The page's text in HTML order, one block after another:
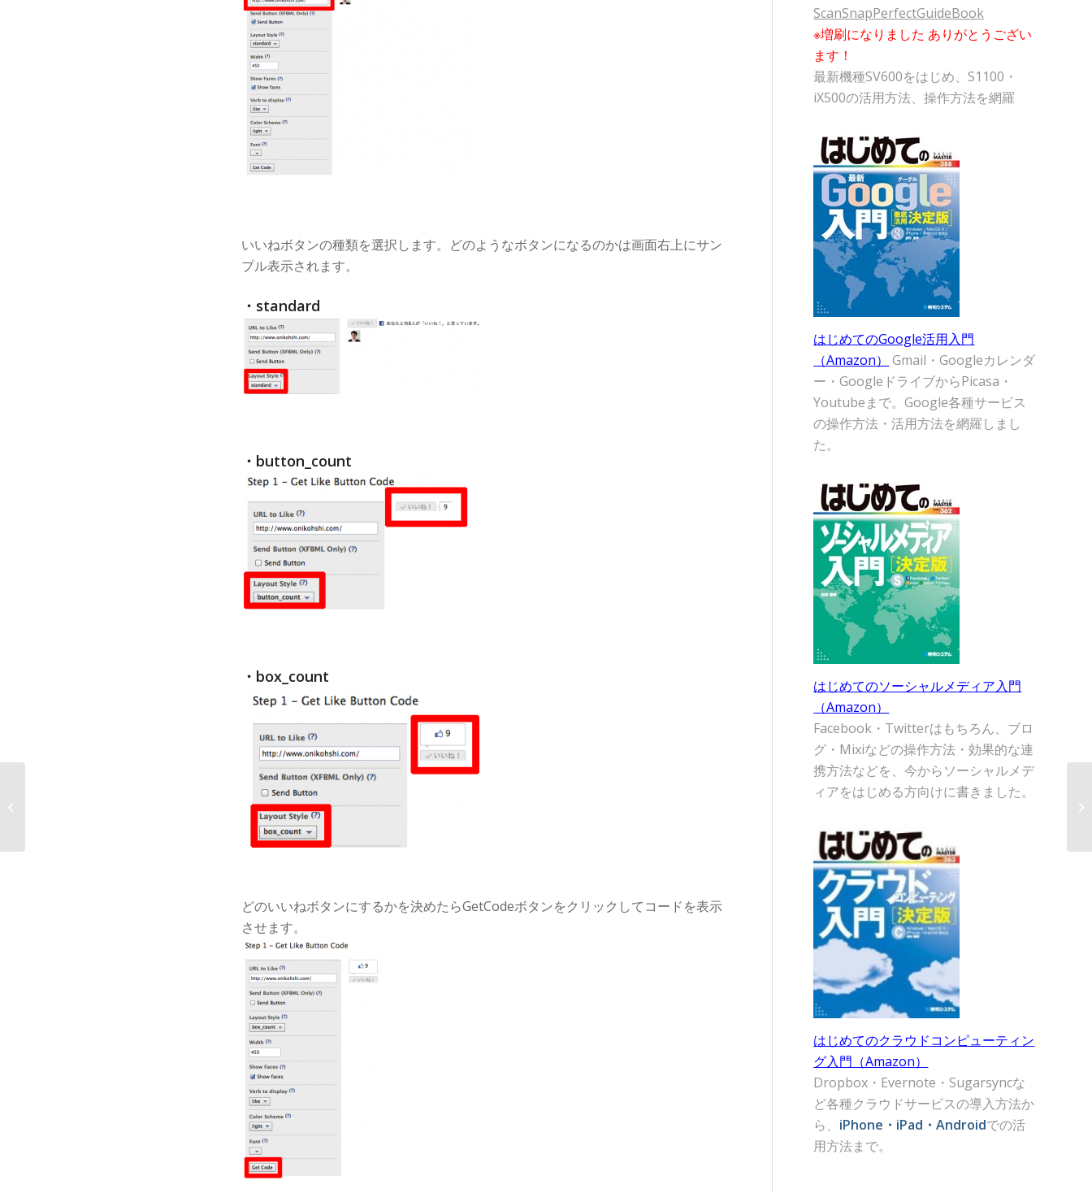
いいねボタンの種類を選択します。どのようなボタンになるのかは画面右上にサン
プル表示されます。
・standard
・button_count
・box_count
どのいいねボタンにするかを決めたらGetCodeボタンをクリックしてコードを表示
させます。
ScanSnapPerfectGuideBook
※増刷になりました ありがとうござい
ます！
最新機種SV600をはじめ、S1100・
iX500の活用方法、操作方法を網羅
はじめてのGoogle活用入門
（Amazon）
Gmail・Googleカレンダ
ー・GoogleドライブからPicasa・
Youtubeまで。Google各種サービス
の操作方法・活用方法を網羅しまし
た。
はじめてのソーシャルメディア入門
（Amazon）
Facebook・Twitterはもちろん、ブロ
グ・Mixiなどの操作方法・効果的な連
携方法などを、今からソーシャルメデ
ィアをはじめる方向けに書きました。
はじめてのクラウドコンピューティン
グ入門（Amazon）
Dropbox・Evernote・Sugarsyncな
ど各種クラウドサービスの導入方法か
ら、 iPhone・iPad・Androidでの活
用方法まで。